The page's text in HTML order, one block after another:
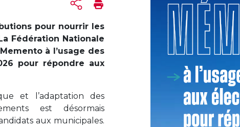
pour nourrir les
Fédération Nationale
à l’usage des
pour répondre aux
et l’adaptation des
est désormais
aux municipales.